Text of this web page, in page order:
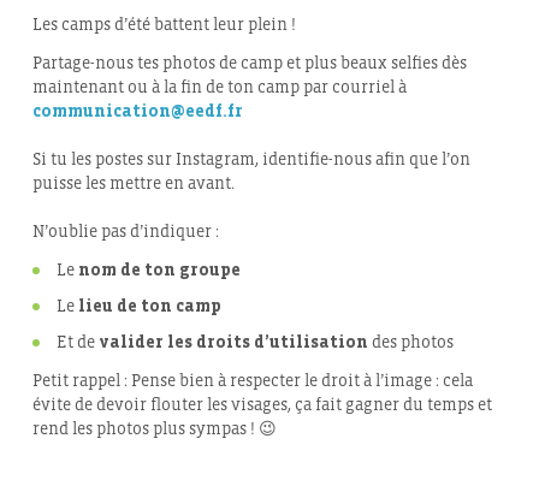
Les camps d’été battent leur plein !
Partage-nous tes photos de camp et plus beaux selfies dès
maintenant ou à la fin de ton camp par courriel à
communication@eedf.fr
Si tu les postes sur Instagram, identifie-nous afin que l’on
puisse les mettre en avant.
N’oublie pas d’indiquer :
Le nom de ton groupe
Le lieu de ton camp
Et de valider les droits d’utilisation des photos
Petit rappel : Pense bien à respecter le droit à l’image : cela
évite de devoir flouter les visages, ça fait gagner du temps et
rend les photos plus sympas ! 😉